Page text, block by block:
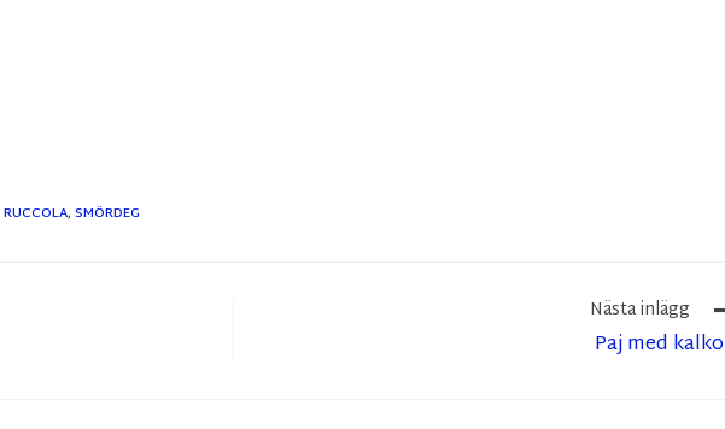
RUCCOLA, SMÖRDEG
Nästa inlägg
Paj med